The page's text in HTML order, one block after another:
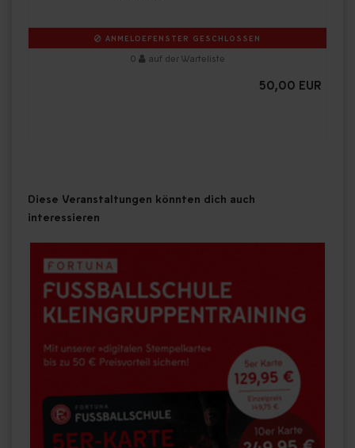
ANMELDEFENSTER GESCHLOSSEN
0 auf der Warteliste
50,00 EUR
Diese Veranstaltungen könnten dich auch
interessieren